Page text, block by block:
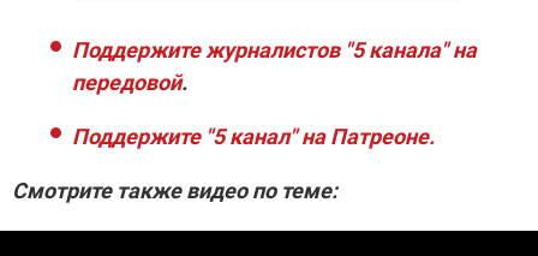
Поддержите журналистов "5 канала" на
передовой.
Поддержите "5 канал" на Патреоне.
Смотрите также видео по теме: